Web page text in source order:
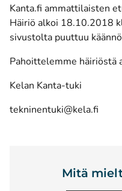
Kanta.fi ammattilaisten
Häiriö alkoi 18.10.2018
sivustolta puuttuu
Pahoittelemme häiriöstä
Kelan Kanta-tuki
tekninentuki@kela.fi
Mitä